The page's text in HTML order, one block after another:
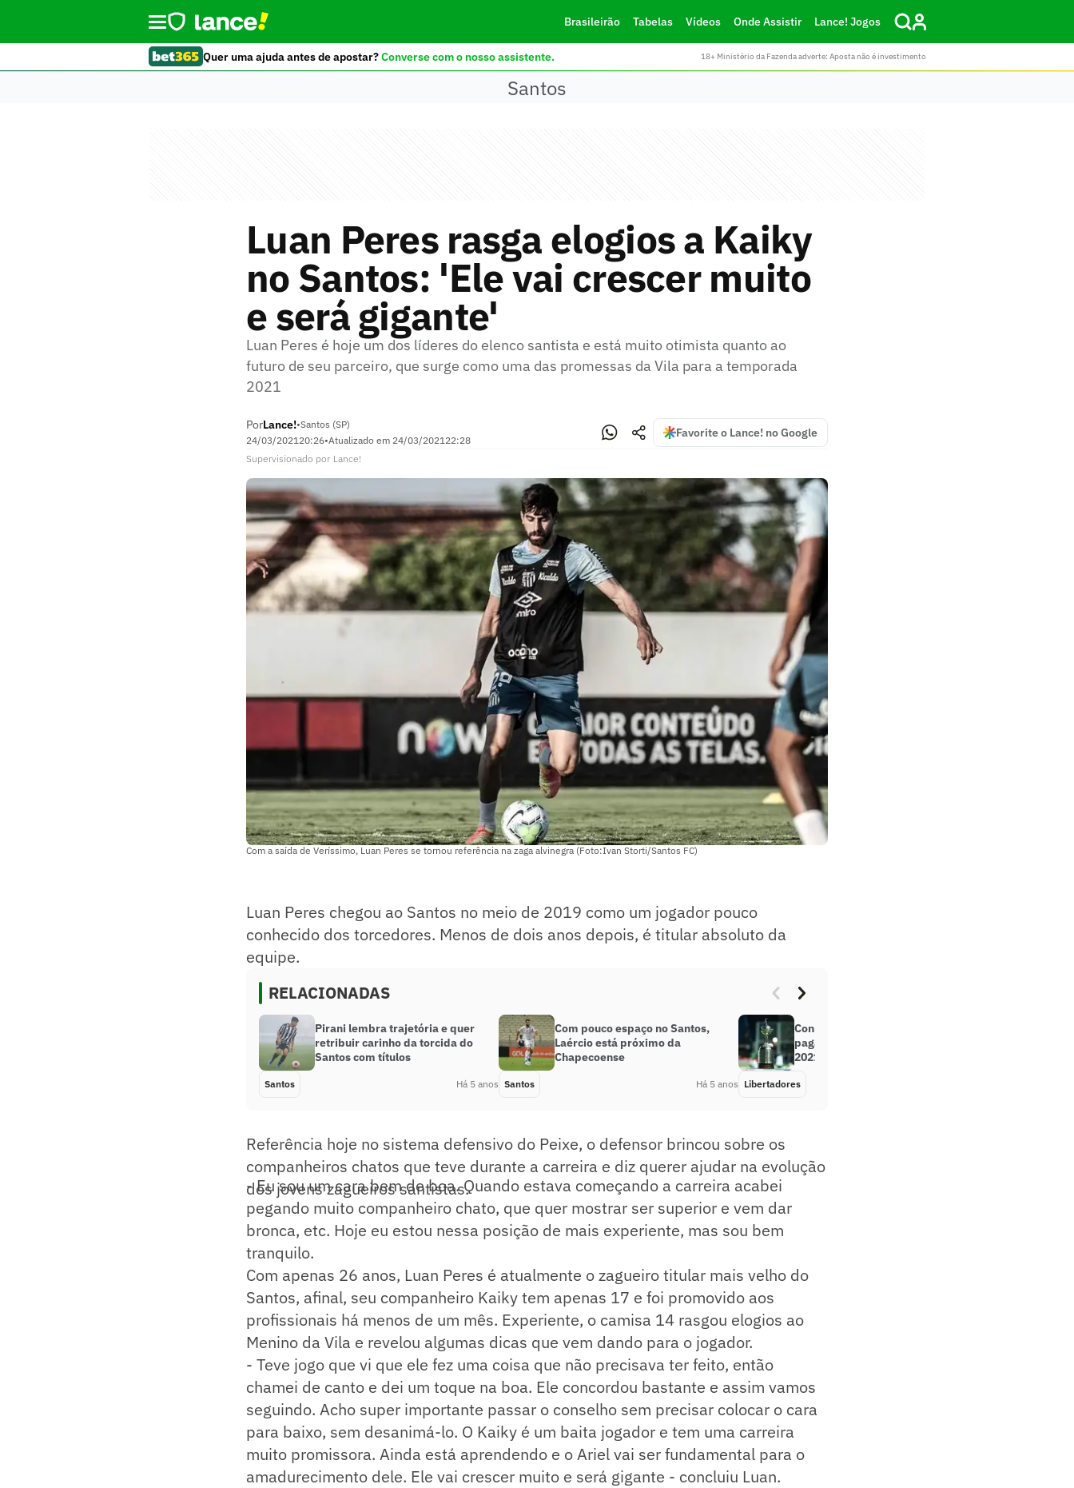
Brasileirão Tabelas Vídeos Onde Assistir Lance! Jogos
Quer uma ajuda antes de apostar?Converse com o nosso assistente. 18+ Ministério da Fazenda adverte: Aposta não é investimento
Santos
Luan Peres rasga elogios a Kaiky
no Santos: 'Ele vai crescer muito
e será gigante'
Luan Peres é hoje um dos líderes do elenco santista e está muito otimista quanto ao
futuro de seu parceiro, que surge como uma das promessas da Vila para a temporada
2021
PorLance!•Santos (SP)
24/03/202120:26•Atualizado em 24/03/202122:28
Favorite o Lance! no Google
Supervisionado por Lance!
Com a saída de Veríssimo, Luan Peres se tornou referência na zaga alvinegra (Foto:Ivan Storti/Santos FC)
Luan Peres chegou ao Santos no meio de 2019 como um jogador pouco
conhecido dos torcedores. Menos de dois anos depois, é titular absoluto da
equipe.
RELACIONADAS
Pirani lembra trajetória e quer
retribuir carinho da torcida do
Santos com títulos
Santos Há 5 anos
Com pouco espaço no Santos,
Laércio está próximo da
Chapecoense
Santos Há 5 anos
Conmebol define valores que vai
pagar fase a fase na Libertadores
2021. Veja as quantias até o título!
Libertadores
Referência hoje no sistema defensivo do Peixe, o defensor brincou sobre os
companheiros chatos que teve durante a carreira e diz querer ajudar na evolução
dos jovens zagueiros santistas.
- Eu sou um cara bem de boa. Quando estava começando a carreira acabei
pegando muito companheiro chato, que quer mostrar ser superior e vem dar
bronca, etc. Hoje eu estou nessa posição de mais experiente, mas sou bem
tranquilo.
Com apenas 26 anos, Luan Peres é atualmente o zagueiro titular mais velho do
Santos, afinal, seu companheiro Kaiky tem apenas 17 e foi promovido aos
profissionais há menos de um mês. Experiente, o camisa 14 rasgou elogios ao
Menino da Vila e revelou algumas dicas que vem dando para o jogador.
- Teve jogo que vi que ele fez uma coisa que não precisava ter feito, então
chamei de canto e dei um toque na boa. Ele concordou bastante e assim vamos
seguindo. Acho super importante passar o conselho sem precisar colocar o cara
para baixo, sem desanimá-lo. O Kaiky é um baita jogador e tem uma carreira
muito promissora. Ainda está aprendendo e o Ariel vai ser fundamental para o
amadurecimento dele. Ele vai crescer muito e será gigante - concluiu Luan.